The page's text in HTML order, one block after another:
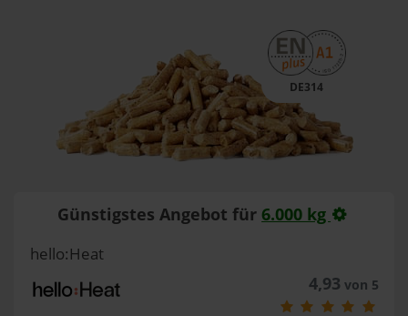
DE314
Günstigstes Angebot für 6.000 kg
hello:Heat
4,93 von 5